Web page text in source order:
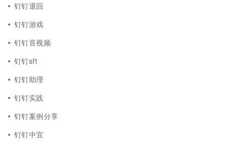
钉钉退回
钉钉游戏
钉钉音视频
钉钉sft
钉钉助理
钉钉实践
钉钉案例分享
钉钉中宜